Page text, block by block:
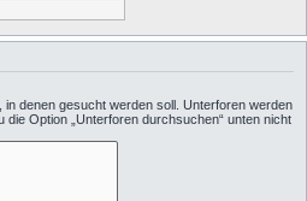
denen gesucht werden soll. Unterforen werden
Option „Unterforen durchsuchen“ unten nicht